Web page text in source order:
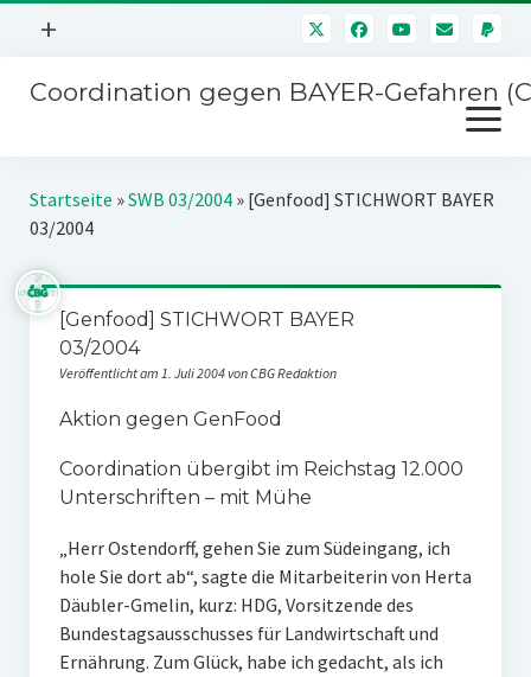
Menü
+
Mitmachen
Über uns
Kontakt
Impressum
Störfälle
Coordination gegen BAYER-Gefahren
Menü
öffnen
Kampagnen
Stichwort BAYER
Jahrestagung
Startseite »SWB 03/2004» [Genfood] STICHWORT BAYER
03/2004
[Genfood] STICHWORT BAYER
03/2004
Veröffentlicht am 1. Juli 2004 von CBG Redaktion
Aktion gegen GenFood
Coordination übergibt im Reichstag 12.000
Unterschriften – mit Mühe
„Herr Ostendorff, gehen Sie zum Südeingang, ich
hole Sie dort ab“, sagte die Mitarbeiterin von Herta
Däubler-Gmelin, kurz: HDG, Vorsitzende des
Bundestagsausschusses für Landwirtschaft und
Ernährung. Zum Glück, habe ich gedacht, als ich